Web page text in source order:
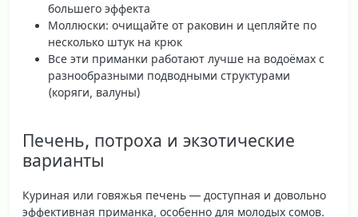
большего эффекта
Моллюски: очищайте от раковин и цепляйте по
несколько штук на крюк
Все эти приманки работают лучше на водоёмах с
разнообразными подводными структурами
(коряги, валуны)
Печень, потроха и экзотические
варианты
Куриная или говяжья печень — доступная и довольно
эффективная приманка, особенно для молодых сомов.